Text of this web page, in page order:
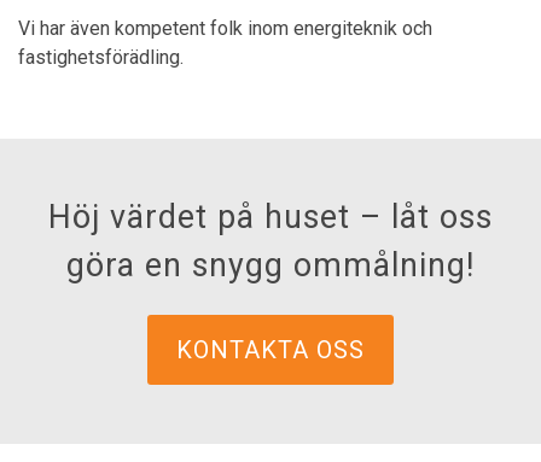
Vi har även kompetent folk inom energiteknik och
fastighetsförädling.
Höj värdet på huset – låt oss
göra en snygg ommålning!
KONTAKTA OSS